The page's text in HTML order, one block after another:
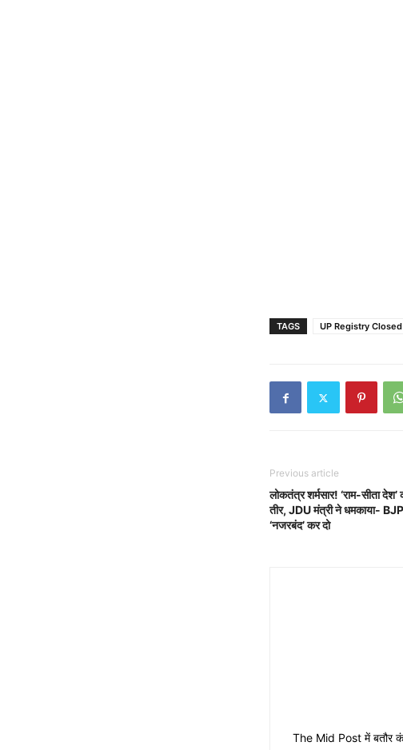
TAGS UP Registry Closed
Previous article
लोकतंत्र शर्मसार! ‘राम-सीता
तीर, JDU मंत्री ने धमकाया-
‘नजरबंद’ कर दो
The Mid Post में बतौर